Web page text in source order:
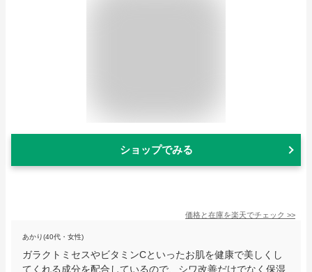
ショップでみる
価格と在庫を楽天でチェック >>
あかり(40代・女性)
ガラクトミセスやビタミンCといったお肌を健康で美しくし
てくれる成分を配合しているので、シワ改善だけでなく保湿